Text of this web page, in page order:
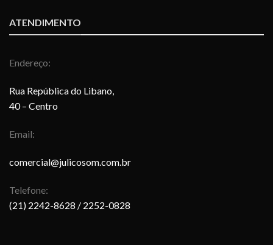
ATENDIMENTO
Endereço:
Rua República do Libano,
40 – Centro
Email:
comercial@julicosom.com.br
Telefone:
(21) 2242-8628 / 2252-0828